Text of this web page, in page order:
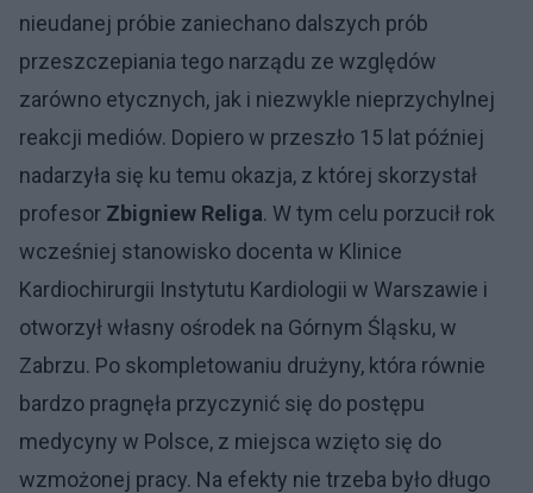
nieudanej próbie zaniechano dalszych prób
przeszczepiania tego narządu ze względów
zarówno etycznych, jak i niezwykle nieprzychylnej
reakcji mediów. Dopiero w przeszło 15 lat później
nadarzyła się ku temu okazja, z której skorzystał
profesor Zbigniew Religa. W tym celu porzucił rok
wcześniej stanowisko docenta w Klinice
Kardiochirurgii Instytutu Kardiologii w Warszawie i
otworzył własny ośrodek na Górnym Śląsku, w
Zabrzu. Po skompletowaniu drużyny, która równie
bardzo pragnęła przyczynić się do postępu
medycyny w Polsce, z miejsca wzięto się do
wzmożonej pracy. Na efekty nie trzeba było długo